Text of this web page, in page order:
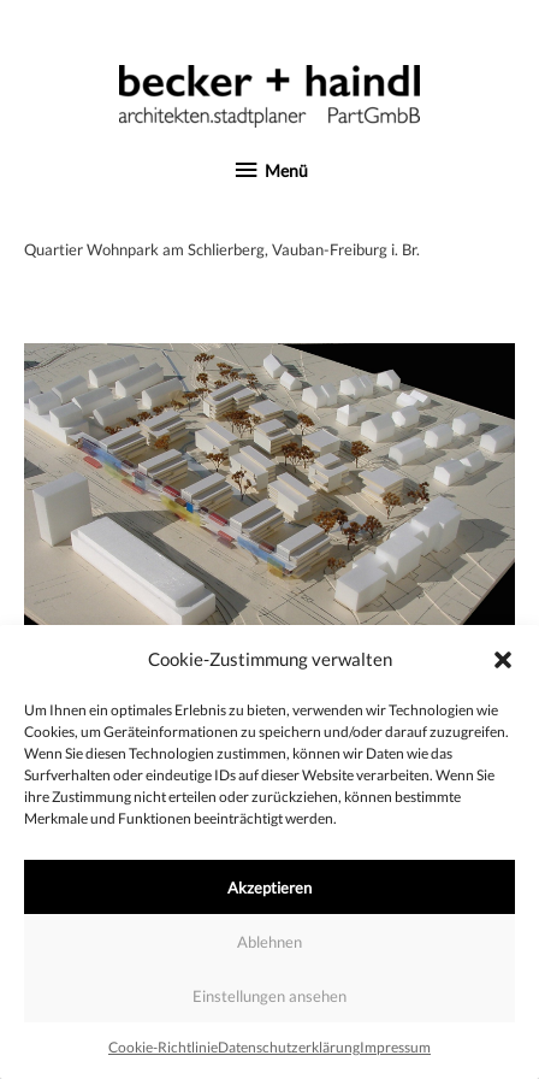
Cookie-Zustimmung verwalten
Um Ihnen ein optimales Erlebnis zu bieten, verwenden wir Technologien wie
Cookies, um Geräteinformationen zu speichern und/oder darauf zuzugreifen.
Wenn Sie diesen Technologien zustimmen, können wir Daten wie das
Surfverhalten oder eindeutige IDs auf dieser Website verarbeiten. Wenn Sie
ihre Zustimmung nicht erteilen oder zurückziehen, können bestimmte
Merkmale und Funktionen beeinträchtigt werden.
Akzeptieren
Ablehnen
Einstellungen ansehen
Cookie-RichtlinieDatenschutzerklärungImpressum
Menü
Menü
Quartier Wohnpark am Schlierberg, Vauban-Freiburg i. Br.
Beitragsnavigation